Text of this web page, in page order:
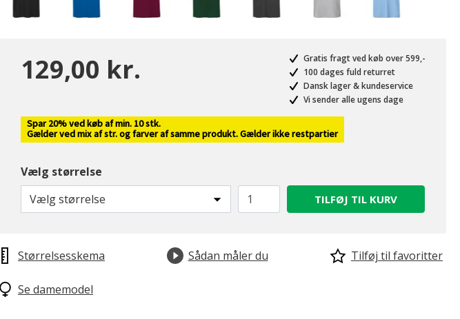
129,00 kr.
Gratis fragt ved køb over 599,-
100 dages fuld returret
Dansk lager & kundeservice
Vi sender alle ugens dage
Spar 20% ved køb af min. 10 stk.
Gælder ved mix af str. og farver af samme produkt. Gælder ikke restpartier
Vælg størrelse
Vælg størrelse
TILFØJ TIL KURV
Størrelsesskema Sådan måler du Tilføj til favoritter
Se damemodel